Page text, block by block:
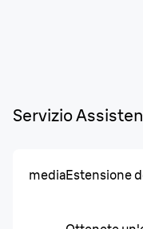
Servizio
mediaEstensione